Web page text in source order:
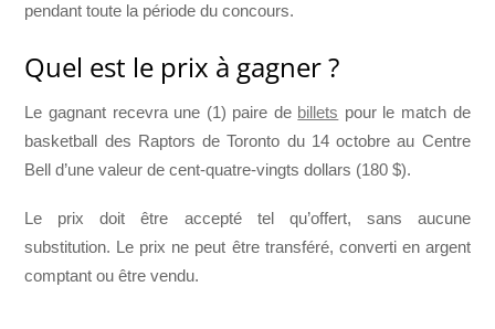
pendant toute la période du concours.
Quel est le prix à gagner ?
Le gagnant recevra une (1) paire de billets pour le match de
basketball des Raptors de Toronto du 14 octobre au Centre
Bell d’une valeur de cent-quatre-vingts dollars (180 $).
Le prix doit être accepté tel qu’offert, sans aucune
substitution. Le prix ne peut être transféré, converti en argent
comptant ou être vendu.